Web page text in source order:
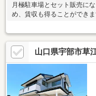
月極駐車場とセット販売に
め、賃収も得ることができま
山口県宇部市草